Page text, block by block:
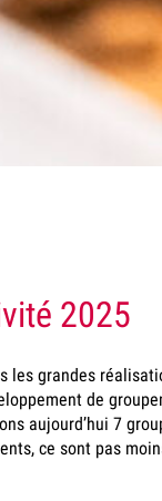
2025
grandes
de
aujourd’hui 7
ce sont pas